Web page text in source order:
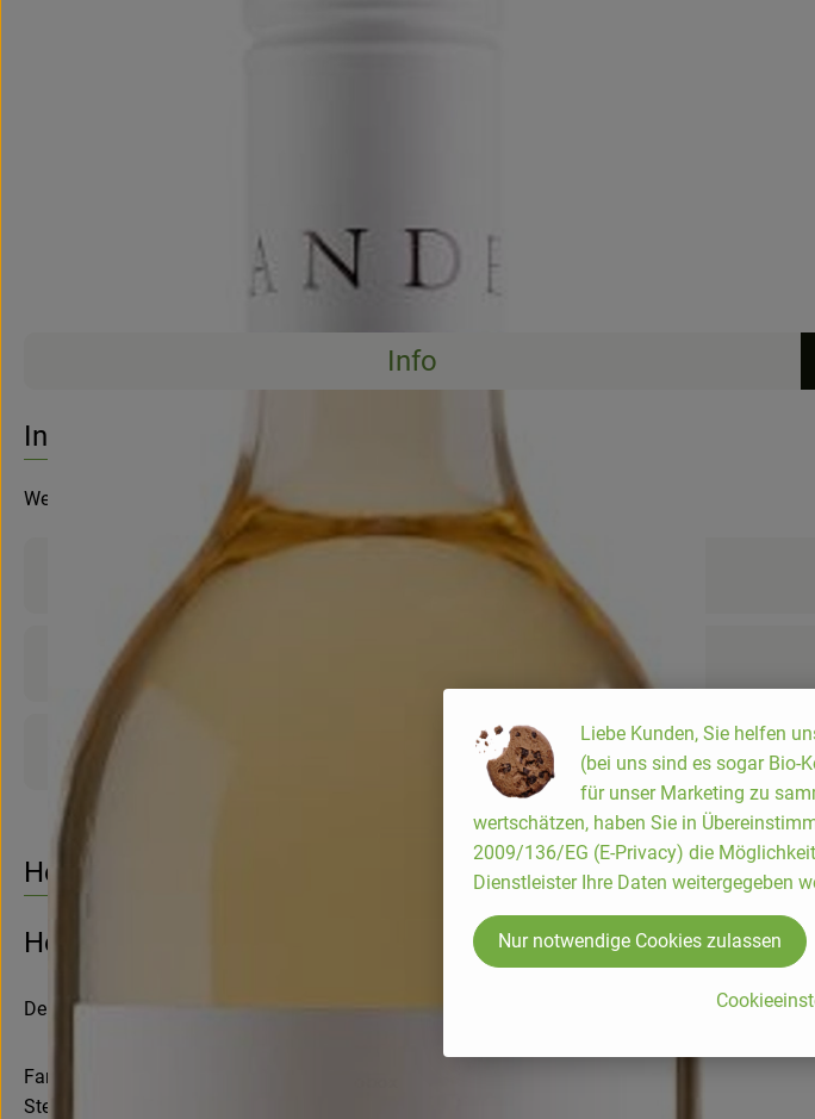
Info
Info
Weingut Sander
Produktinformationen
Zutaten
Produktdatenblatt
Herkunft
Hersteller: Sander – ökologische Weine
Deutschland
Familie Sander
Stefan Sander
Liebe Kunden, Sie helfen
(bei uns sind es sogar Bio-
für unser Marketing zu
wertschätzen, haben Sie in
2009/136/EG (E-Privacy) die
Dienstleister Ihre Daten weitergegeben
Nur notwendige Cookies zulassen